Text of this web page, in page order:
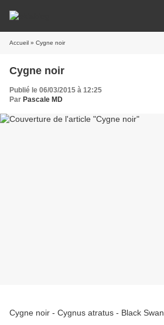
Accueil » Cygne noir
Cygne noir
Publié le 06/03/2015 à 12:25
Par Pascale MD
Cygne noir - Cygnus atratus - Black Swan